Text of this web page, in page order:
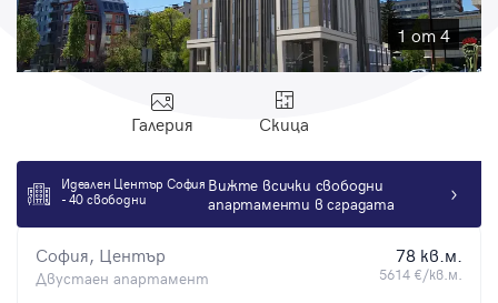
1 от 4
Галерия Скица
Идеален Център София
- 40 свободни
Вижте всички свободни
апартаменти в сградата
София, Център
Двустаен апартамент
78 кв.м.
5614 €/кв.м.
Парола
Забравена парола
Регистрация